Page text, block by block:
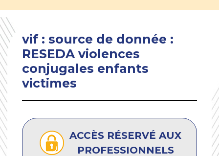
vif : source de donnée :
RESEDA violences
conjugales enfants
victimes
ACCÈS RÉSERVÉ AUX
PROFESSIONNELS